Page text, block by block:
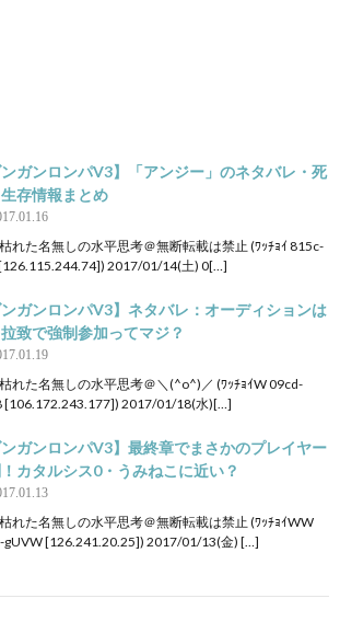
ンガンロンパV3】「アンジー」のネタバレ・死
存情報まとめ
れた名無しの水平思考＠無断転載は禁止 (ﾜｯﾁｮｲ 815c-
2017/01/14(土) 0[…]
ンガンロンパV3】ネタバレ：オーディションは
致で強制参加ってマジ？
れた名無しの水平思考＠＼(^o^)／ (ﾜｯﾁｮｲW 09cd-
[106.172.243.177]) 2017/01/18(水)[…]
ンガンロンパV3】最終章でまさかのプレイヤー
カタルシス0・うみねこに近い？
れた名無しの水平思考＠無断転載は禁止 (ﾜｯﾁｮｲWW
gUVW [126.241.20.25]) 2017/01/13(金) […]